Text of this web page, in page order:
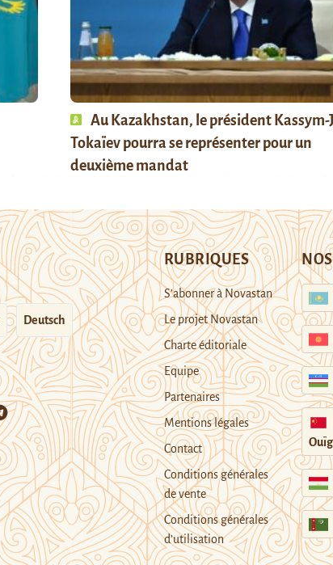
Au Kazakhstan, le président
Tokaïev pourra se représenter pour un
deuxième mandat
Deutsch
RUBRIQUES
S’abonner à Novastan
Le projet Novastan
Charte éditoriale
Equipe
Partenaires
Mentions légales
Contact
Conditions générales
de vente
Conditions générales
d’utilisation